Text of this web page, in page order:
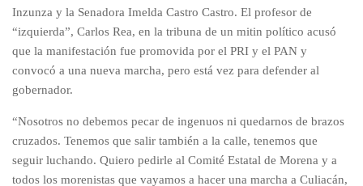
Inzunza y la Senadora Imelda Castro Castro. El profesor de
“izquierda”, Carlos Rea, en la tribuna de un mitin político acusó
que la manifestación fue promovida por el PRI y el PAN y
convocó a una nueva marcha, pero está vez para defender al
gobernador.
“Nosotros no debemos pecar de ingenuos ni quedarnos de brazos
cruzados. Tenemos que salir también a la calle, tenemos que
seguir luchando. Quiero pedirle al Comité Estatal de Morena y a
todos los morenistas que vayamos a hacer una marcha a Culiacán,